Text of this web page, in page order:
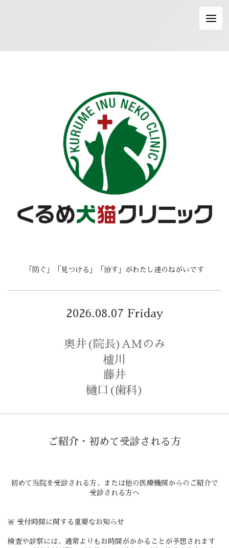
「防ぐ」「見つける」「治す」がわたし達のねがいです
2026.08.07 Friday
奥井(院長)AMのみ
櫨川
藤井
樋口(歯科)
ご紹介・初めて受診される方
初めて当院を受診される方、または他の医療機関からのご紹介で
受診される方へ
🚨 受付時間に関する重要なお知らせ
検査や診察には、通常よりもお時間がかかることが予想されます